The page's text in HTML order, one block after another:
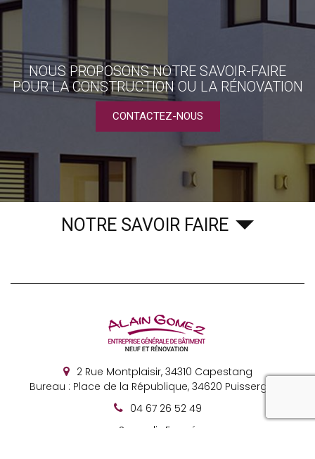
NOUS PROPOSONS NOTRE SAVOIR-FAIRE
POUR LA CONSTRUCTION OU LA RÉNOVATION
CONTACTEZ-NOUS
NOTRE SAVOIR FAIRE
2 Rue Montplaisir, 34310 Capestang
Bureau : Place de la République, 34620 Puisserguier
04 67 26 52 49
Samedi : Fermé